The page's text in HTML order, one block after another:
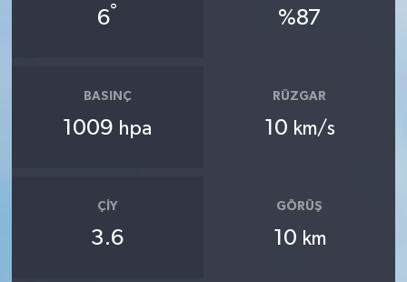
6° %87
BASINÇ
1009 hpa
RÜZGAR
10 km/s
ÇIY
3.6
GÖRÜŞ
10 km